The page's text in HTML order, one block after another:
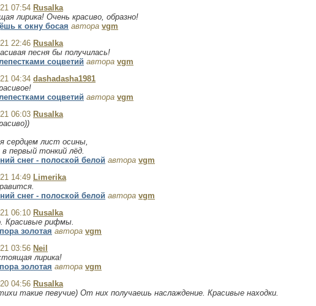
07:54 Rusalka
лирика! Очень красиво, образно!
к окну босая автора vgm
22:46 Rusalka
песня бы получилась!
соцветий автора vgm
04:34 dashadasha1981
соцветий автора vgm
06:03 Rusalka
сердцем лист осины,
в первый тонкий лёд.
снег - полоской белой автора vgm
14:49 Limerika
снег - полоской белой автора vgm
06:10 Rusalka
Красивые рифмы.
золотая автора vgm
03:56 Neil
лирика!
золотая автора vgm
04:56 Rusalka
такие певучие) От них получаешь наслаждение. Красивые находки.